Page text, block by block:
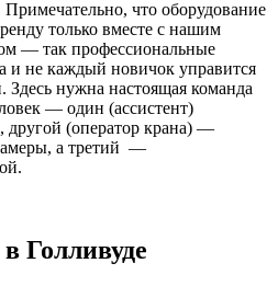
Примечательно, что оборудование
только вместе с нашим
— так профессиональные
и не каждый новичок управится
Здесь нужна настоящая команда
— один (ассистент)
другой (оператор крана) —
а третий —
Голливуде